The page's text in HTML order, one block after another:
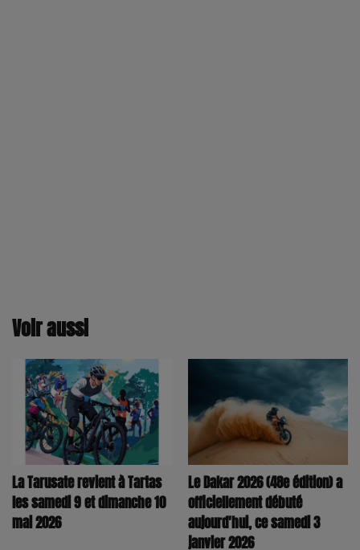
Voir aussi
La Tarusate revient à Tartas
les samedi 9 et dimanche 10
mai 2026
Le Dakar 2026 (48e édition) a
officiellement débuté
aujourd'hui, ce samedi 3
janvier 2026